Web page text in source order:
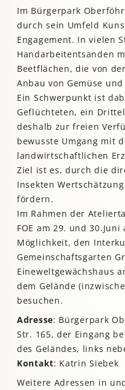
Im Bürgerpark
durch sein Umfeld
Engagement. In vielen
Handarbeitentsanden
Beetflächen, die von
Anbau von Gemüse
Ein Schwerpunkt ist
Geflüchteten, ein
deshalb zur freien
bewusste Umgang mit
landwirtschaftlichen
Ziel ist es, durch die
Insekten
fördern.
Im Rahmen der
FOE am 29. und
Möglichkeit, den
Gemeinschaftsgarten
Eineweltgewächshaus
dem Gelände
besuchen.
Adresse: Bürgerpark
Str. 165, der Eingang
des Geländes, links
Kontakt: Katrin Siebek
Weitere Adressen in